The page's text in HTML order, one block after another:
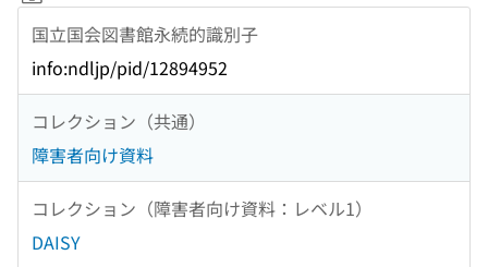
国立国会図書館永続的識別子
info:ndljp/pid/12894952
コレクション（共通）
障害者向け資料
コレクション（障害者向け資料：レベル1）
DAISY